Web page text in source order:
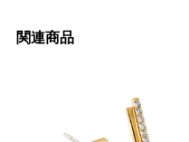
関連商品